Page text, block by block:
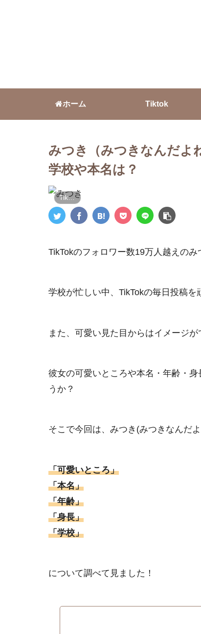
ホーム Tiktok
みつき（みつきなんだよ
学校や本名は？
Tiktok
TikTokのフォロワー数19万人越えのみ
学校が忙しい中、TikTokの毎日投稿を
また、可愛い見た目からはイメージ
彼女の可愛いところや本名・年齢・
うか？
そこで今回は、みつき(みつきなんだ
「可愛いところ」
「本名」
「年齢」
「身長」
「学校」
について調べて見ました！